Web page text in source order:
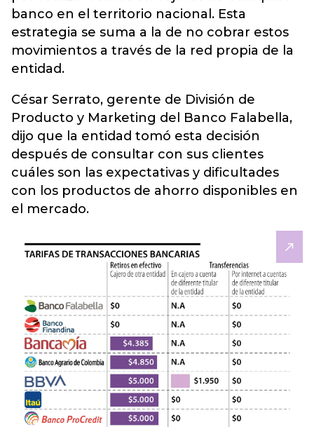
banco en el territorio nacional. Esta
estrategia se suma a la de no cobrar estos
movimientos a través de la red propia de la
entidad.
César Serrato, gerente de División de
Producto y Marketing del Banco Falabella,
dijo que la entidad tomó esta decisión
después de consultar con sus clientes
cuáles son las expectativas y dificultades
con los productos de ahorro disponibles en
el mercado.